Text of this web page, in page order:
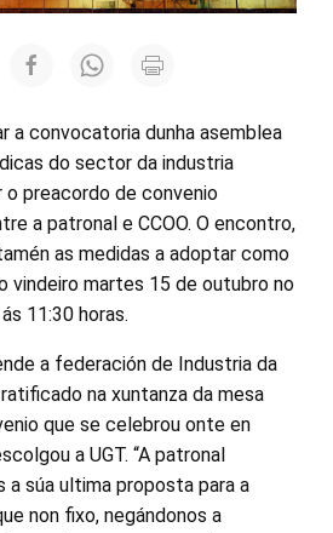
a convocatoria dunha asemblea
do sector da industria
o preacordo de convenio
a patronal e CCOO. O encontro,
as medidas a adoptar como
vindeiro martes 15 de outubro no
11:30 horas.
a federación de Industria da
na xuntanza da mesa
que se celebrou onte en
a UGT. “A patronal
a súa ultima proposta para a
non fixo, negándonos a